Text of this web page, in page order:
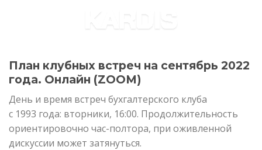
План клубных встреч на сентябрь 2022
года. Онлайн (ZOOM)
День и время встреч бухгалтерского клуба
с 1993 года: вторники, 16:00. Продолжительность
ориентировочно час-полтора, при оживленной
дискуссии может затянуться.